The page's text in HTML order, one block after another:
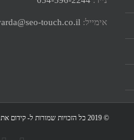
אימייל: touch.co.il
© 2019 כל הזכויות שמורות ל- קידום אתרים seo-touch |